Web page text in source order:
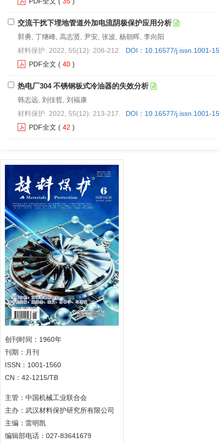
交流干扰下埋地管道外加电流阴极保护应用分析
郭勇, 丁继峰, 高志贤, 尹安, 张波, 杨朝晖, 李向阳
材料保护. 2022, 55(12): 208-212.
DOI：10.16577/j.issn.1001-
PDF全文 ( 40 )
热电厂304 不锈钢板式冷油器的失效分析
韩志远, 刘佳哲, 刘福康
材料保护. 2022, 55(12): 213-217.
DOI：10.16577/j.issn.1001-
PDF全文 ( 42 )
创刊时间：1960年
刊期：月刊
ISSN：1001-1560
CN：42-1215/TB
主管：中国机械工业联合会
主办：武汉材料保护研究所有限公司
主编：雷明凯
编辑部电话：027-83641679